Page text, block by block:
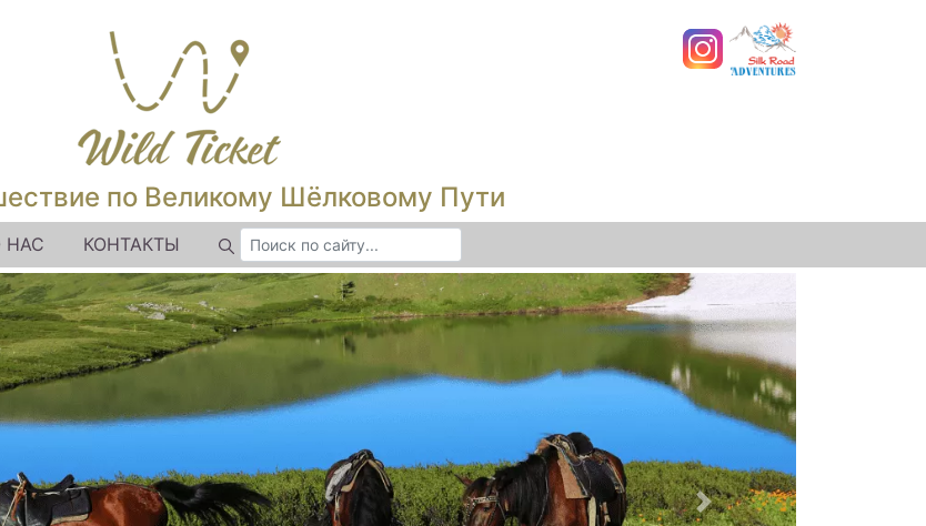
по Великому Шёлковому Пути
НАС КОНТАКТЫ
Следующий